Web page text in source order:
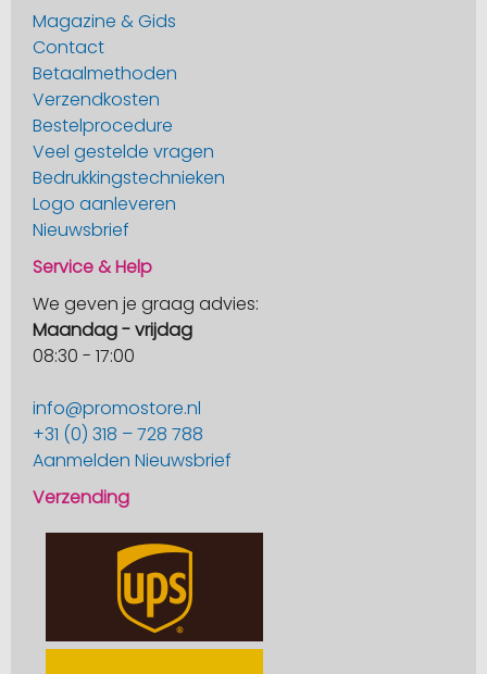
Magazine & Gids
Contact
Betaalmethoden
Verzendkosten
Bestelprocedure
Veel gestelde vragen
Bedrukkingstechnieken
Logo aanleveren
Nieuwsbrief
Service & Help
We geven je graag advies:
Maandag - vrijdag
08:30 - 17:00
info@promostore.nl
+31 (0) 318 – 728 788
Aanmelden Nieuwsbrief
Verzending